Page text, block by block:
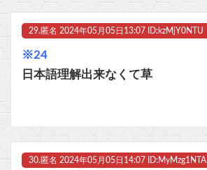
29. 匿名 2024年05月05日13:07 ID:kzMjY0NTU
※24
日本語理解出来なくて草
30. 匿名 2024年05月05日14:07 ID:MyMzg1NTA